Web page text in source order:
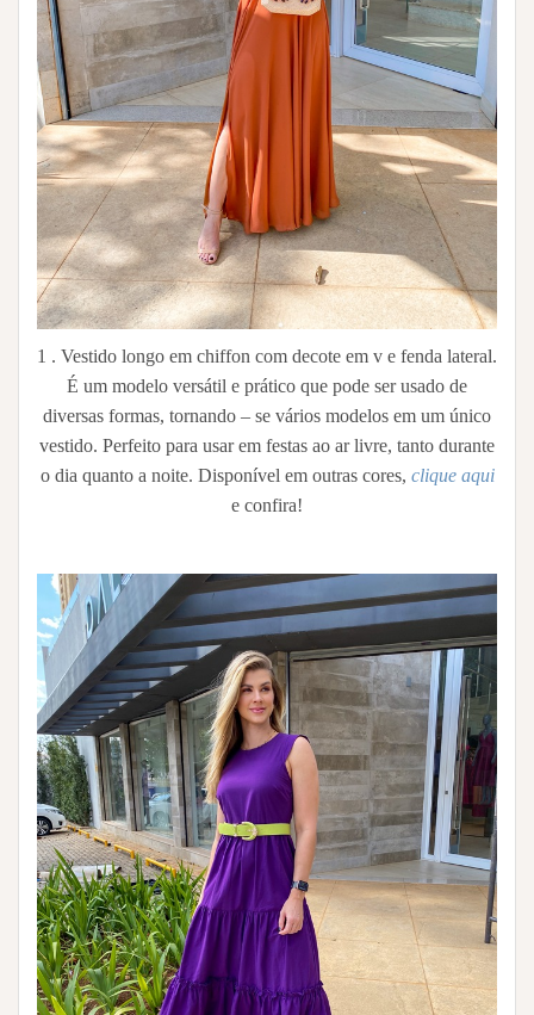
1 . Vestido longo em chiffon com decote em v e fenda lateral.
É um modelo versátil e prático que pode ser usado de
diversas formas, tornando – se vários modelos em um único
vestido. Perfeito para usar em festas ao ar livre, tanto durante
o dia quanto a noite. Disponível em outras cores, clique aqui
e confira!